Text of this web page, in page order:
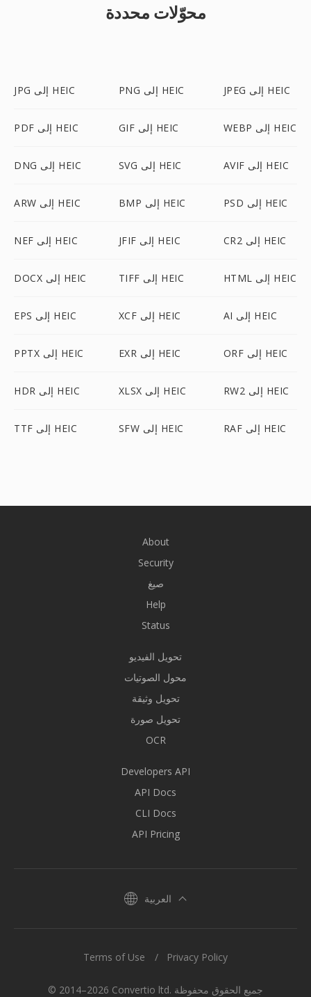
محوّلات محددة
JPG إلى HEIC PNG إلى HEIC JPEG إلى HEIC
PDF إلى HEIC GIF إلى HEIC WEBP إلى HEIC
DNG إلى HEIC SVG إلى HEIC AVIF إلى HEIC
ARW إلى HEIC BMP إلى HEIC PSD إلى HEIC
NEF إلى HEIC JFIF إلى HEIC CR2 إلى HEIC
DOCX إلى HEIC TIFF إلى HEIC HTML إلى HEIC
EPS إلى HEIC XCF إلى HEIC AI إلى HEIC
PPTX إلى HEIC EXR إلى HEIC ORF إلى HEIC
HDR إلى HEIC XLSX إلى HEIC RW2 إلى HEIC
TTF إلى HEIC SFW إلى HEIC RAF إلى HEIC
About
Security
صيغ
Help
Status
تحويل الفيديو
محول الصوتيات
تحويل وثيقة
تحويل صورة
OCR
Developers API
API Docs
CLI Docs
API Pricing
العربية
© 2014–2026 Convertio ltd. جميع الحقوق محفوظة
Terms of Use Privacy Policy